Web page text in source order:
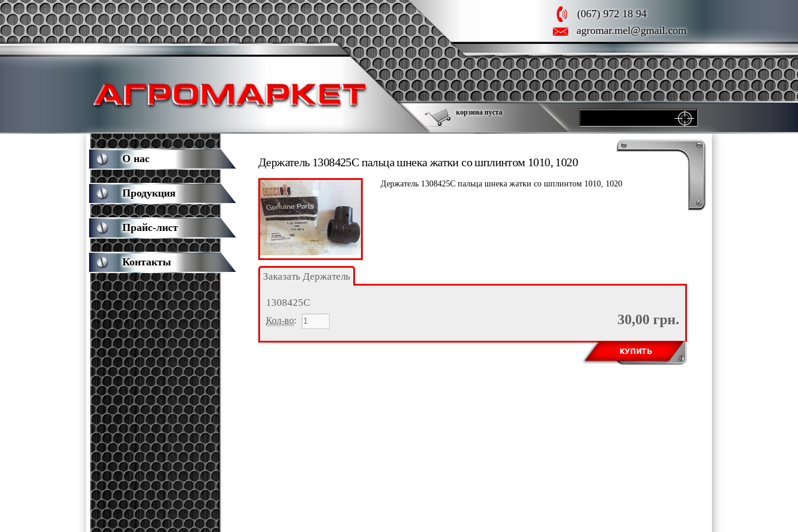
(067) 972 18 94
agromar.mel@gmail.com
корзина пуста
Держатель 1308425C пальца шнека жатки со шплинтом 1010, 1020
Держатель 1308425C пальца шнека жатки со шплинтом 1010, 1020
Заказать Держатель
1308425C
30,00 грн.
Кол-во:
О нас
Продукция
Прайс-лист
Контакты